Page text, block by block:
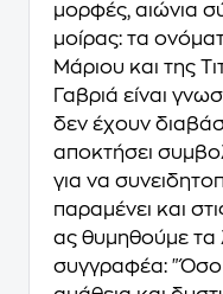
μορφές, αιώνια
μοίρας: τα
Μάριου και της
Γαβριά είναι
δεν έχουν
αποκτήσει
για να
παραμένει και
ας θυμηθούμε τα
συγγραφέα: "Όσο